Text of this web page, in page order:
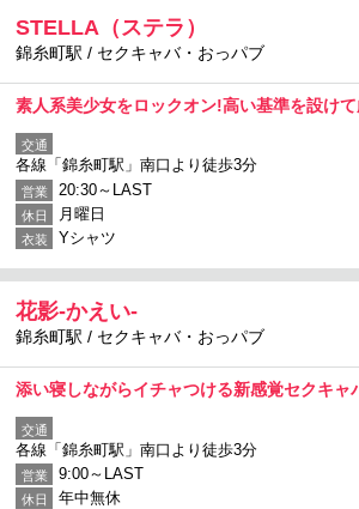
STELLA（ステラ）
錦糸町駅 / セクキャバ・おっパブ
素人系美少女をロックオン!高い基準を設け
交通
各線「錦糸町駅」南口より徒歩3分
営業 20:30～LAST
休日 月曜日
衣装 Yシャツ
花影-かえい-
錦糸町駅 / セクキャバ・おっパブ
添い寝しながらイチャつける新感覚セクキャ
交通
各線「錦糸町駅」南口より徒歩3分
営業 9:00～LAST
休日 年中無休